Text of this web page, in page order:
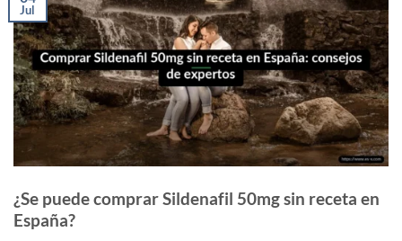
Jul
¿Se puede comprar Sildenafil 50mg sin receta en
España?